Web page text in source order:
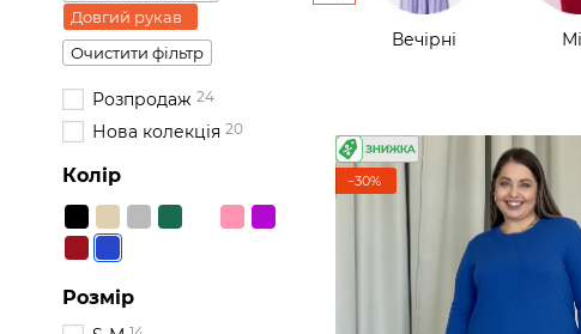
Вечірні
−30%
Довгий рукав
Очистити фільтр
Розпродаж 24
Нова колекція 20
Колір
Розмір